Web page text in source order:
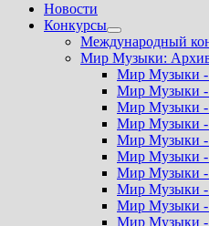
Новости
Конкурсы
Показать
подменю
Международный
Мир Музыки:
Мир Музыки -
Мир Музыки -
Мир Музыки -
Мир Музыки -
Мир Музыки -
Мир Музыки -
Мир Музыки -
Мир Музыки -
Мир Музыки -
Мир Музыки -